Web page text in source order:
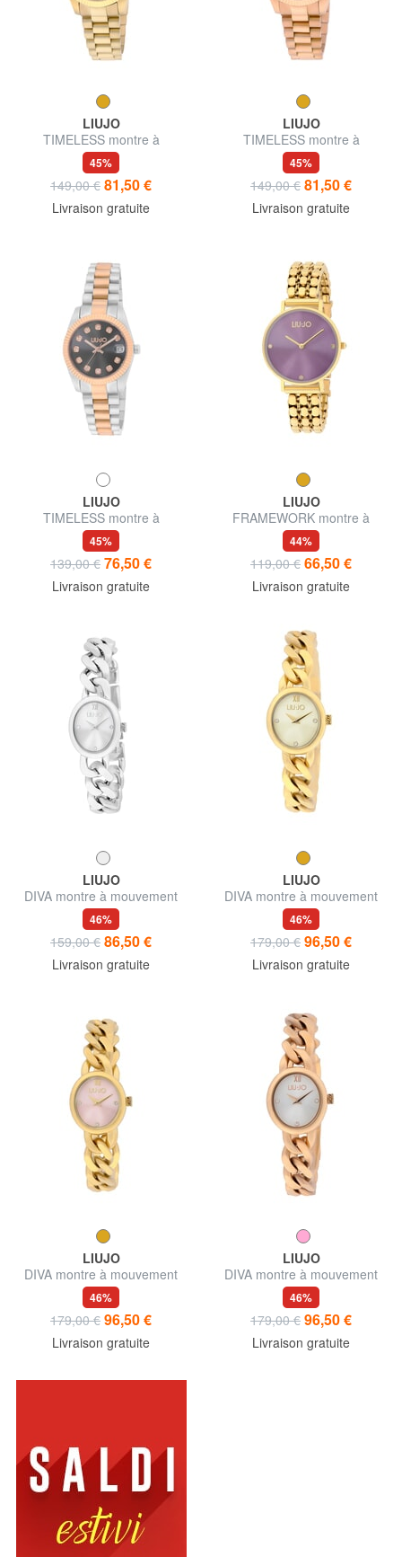
LIUJO
TIMELESS montre à
mouvement quartz
45%
149,00 € 81,50 €
Livraison gratuite
LIUJO
TIMELESS montre à
mouvement quartz
45%
149,00 € 81,50 €
Livraison gratuite
LIUJO
TIMELESS montre à
mouvement quartz
45%
139,00 € 76,50 €
Livraison gratuite
LIUJO
FRAMEWORK montre à
mouvement quartz
44%
119,00 € 66,50 €
Livraison gratuite
LIUJO
DIVA montre à mouvement
quartz
46%
159,00 € 86,50 €
Livraison gratuite
LIUJO
DIVA montre à mouvement
quartz
46%
179,00 € 96,50 €
Livraison gratuite
LIUJO
DIVA montre à mouvement
quartz
46%
179,00 € 96,50 €
Livraison gratuite
LIUJO
DIVA montre à mouvement
quartz
46%
179,00 € 96,50 €
Livraison gratuite